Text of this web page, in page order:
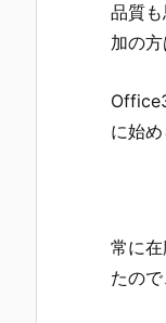
品質
加の
に始め
常に
たの